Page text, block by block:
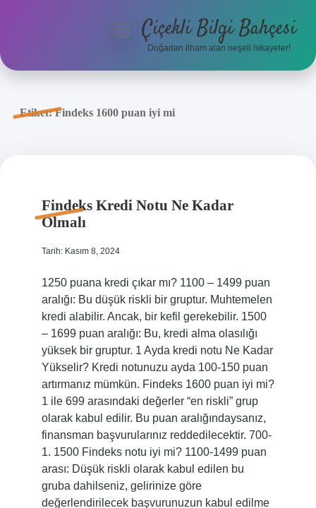
Anasayfa
menüyüÇiçekli Bilgi Bahçesi
Doğadan ilham alan neşeli hikayeler!
Etiket:Findeks 1600 puan iyi mi
Findeks Kredi Notu Ne Kadar
Olmalı
Tarih: Kasım 8, 2024
1250 puana kredi çıkar mı? 1100 – 1499 puan
aralığı: Bu düşük riskli bir gruptur. Muhtemelen
kredi alabilir. Ancak, bir kefil gerekebilir. 1500
– 1699 puan aralığı: Bu, kredi alma olasılığı
yüksek bir gruptur. 1 Ayda kredi notu Ne Kadar
Yükselir? Kredi notunuzu ayda 100-150 puan
artırmanız mümkün. Findeks 1600 puan iyi mi?
1 ile 699 arasındaki değerler “en riskli” grup
olarak kabul edilir. Bu puan aralığındaysanız,
finansman başvurularınız reddedilecektir. 700-
1. 1500 Findeks notu iyi mi? 1100-1499 puan
arası: Düşük riskli olarak kabul edilen bu
gruba dahilseniz, gelirinize göre
değerlendirilecek başvurunuzun kabul edilme